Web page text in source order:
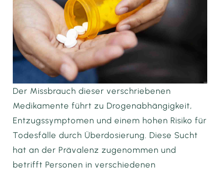
Der Missbrauch dieser verschriebenen
Medikamente führt zu Drogenabhängigkeit,
Entzugssymptomen und einem hohen Risiko für
Todesfälle durch Überdosierung. Diese Sucht
hat an der Prävalenz zugenommen und
betrifft Personen in verschiedenen